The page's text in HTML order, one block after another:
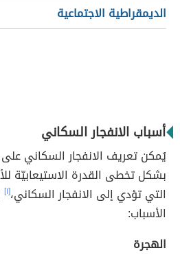
الديمقراطية الاجتماعية
أسباب الانفجار السكاني
يُمكن تعريف الانفجار السكاني
بشكل تخطى القدرة الاستيعابيّة
التي تؤدي إلى الانفجار السكاني،[١]
الأسباب:
الهجرة